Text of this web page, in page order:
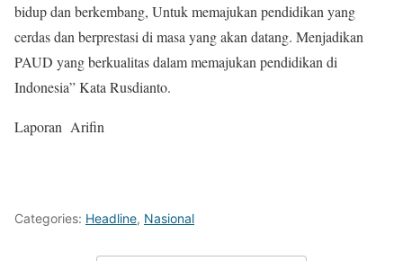
bidup dan berkembang, Untuk memajukan pendidikan yang
cerdas dan berprestasi di masa yang akan datang. Menjadikan
PAUD yang berkualitas dalam memajukan pendidikan di
Indonesia” Kata Rusdianto.
Laporan Arifin
Categories: Headline, Nasional